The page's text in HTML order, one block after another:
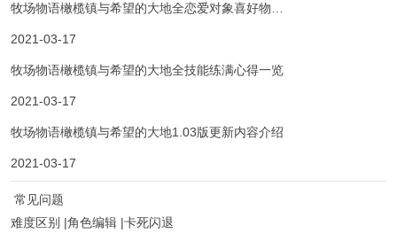
牧场物语橄榄镇与希望的大地全恋爱对象喜好物…
2021-03-17
牧场物语橄榄镇与希望的大地全技能练满心得一览
2021-03-17
牧场物语橄榄镇与希望的大地1.03版更新内容介绍
2021-03-17
常见问题
难度区别 |角色编辑 |卡死闪退